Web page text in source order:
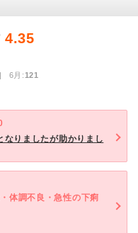
4.35
6月:121
なりましたが助かりまし
体調不良・急性の下痢